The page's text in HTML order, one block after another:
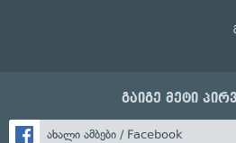
გაიგე მეტი
ახალი ამბები / Facebook